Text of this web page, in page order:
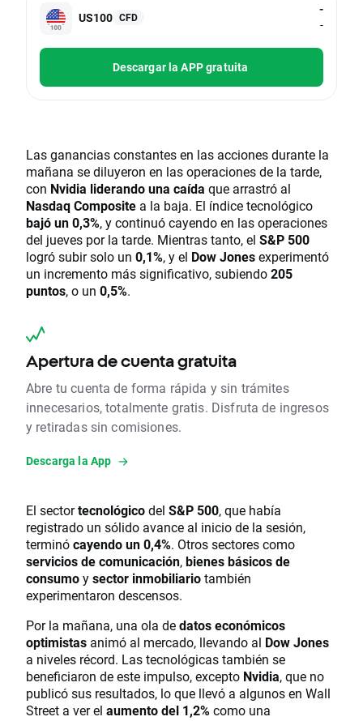
US100 CFD
-
-
Descargar la APP gratuita
Las ganancias constantes en las acciones durante la
mañana se diluyeron en las operaciones de la tarde,
con Nvidia liderando una caída que arrastró al
Nasdaq Composite a la baja. El índice tecnológico
bajó un 0,3%, y continuó cayendo en las operaciones
del jueves por la tarde. Mientras tanto, el S&P 500
logró subir solo un 0,1%, y el Dow Jonesexperimentó
un incremento más significativo, subiendo205
puntos, o un 0,5%.
Apertura de cuenta gratuita
Abre tu cuenta de forma rápida y sin trámites
innecesarios, totalmente gratis. Disfruta de ingresos
y retiradas sin comisiones.
Descarga la App
El sectortecnológicodel S&P 500, que había
registrado un sólido avance al inicio de la sesión,
terminócayendo un 0,4%. Otros sectores como
servicios de comunicación,bienes básicos de
consumoysector inmobiliariotambién
experimentaron descensos.
Por la mañana, una ola dedatos económicos
optimistas animó al mercado, llevando al Dow Jones
a niveles récord. Las tecnológicas también se
beneficiaron de este impulso, excepto Nvidia, que no
publicó sus resultados, lo que llevó a algunos en Wall
Street a ver el aumento del 1,2%como una